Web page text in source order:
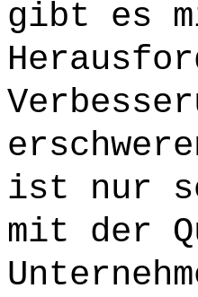
gibt es
ist nur
mit der